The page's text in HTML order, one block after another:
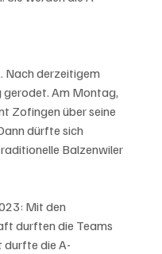
Nach derzeitigem
gerodet. Am Montag,
Zofingen über seine
dürfte sich
Balzenwiler
Mit den
durften die Teams
durfte die A-